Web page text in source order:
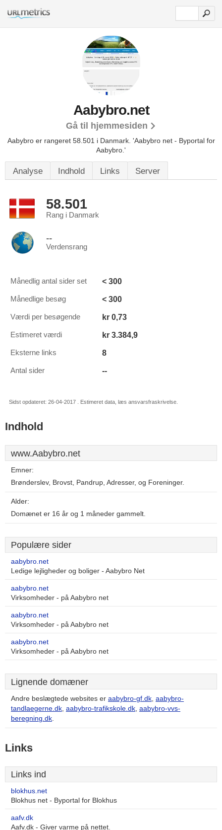
Aabybro.net
Gå til hjemmesiden
Aabybro er rangeret 58.501 i Danmark. 'Aabybro net - Byportal for
Aabybro.'
Analyse Indhold Links Server
58.501
Rang i Danmark
--
Verdensrang
Månedlig antal sider set < 300
Månedlige besøg < 300
Værdi per besøgende kr 0,73
Estimeret værdi kr 3.384,9
Eksterne links 8
Antal sider --
Sidst opdateret: 26-04-2017 . Estimeret data, læs ansvarsfraskrivelse.
Indhold
www.Aabybro.net
Emner:
Brønderslev, Brovst, Pandrup, Adresser, og Foreninger.
Alder:
Domænet er 16 år og 1 måneder gammelt.
Populære sider
aabybro.net
Ledige lejligheder og boliger - Aabybro Net
aabybro.net
Virksomheder - på Aabybro net
aabybro.net
Virksomheder - på Aabybro net
aabybro.net
Virksomheder - på Aabybro net
Lignende domæner
Andre beslægtede websites er aabybro-gf.dk, aabybro-
tandlaegerne.dk, aabybro-trafikskole.dk, aabybro-vvs-
beregning.dk.
Links
Links ind
blokhus.net
Blokhus net - Byportal for Blokhus
aafv.dk
Aafv.dk - Giver varme på nettet.